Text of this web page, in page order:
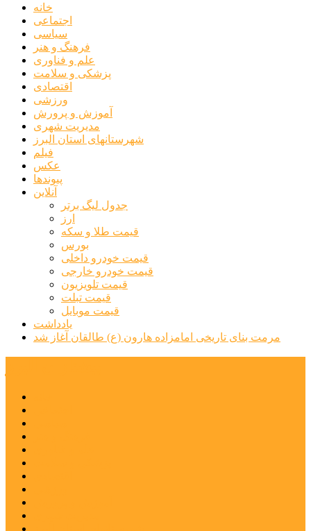
خانه
اجتماعی
سیاسی
فرهنگ و هنر
علم و فناوری
پزشکی و سلامت
اقتصادی
ورزشی
آموزش و پرورش
مدیریت شهری
شهرستانهای استان البرز
فیلم
عکس
پیوندها
آنلاین
جدول لیگ برتر
ارز
قیمت طلا و سکه
بورس
قیمت خودرو داخلی
قیمت خودرو خارجی
قیمت تلویزیون
قیمت تبلت
قیمت موبایل
یادداشت
مرمت بنای تاریخی امامزاده هارون (ع) طالقان آغاز شد